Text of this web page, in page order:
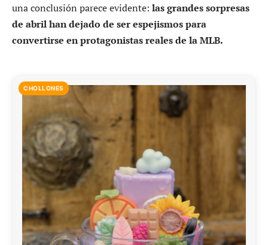
una conclusión parece evidente: las grandes sorpresas
de abril han dejado de ser espejismos para
convertirse en protagonistas reales de la MLB.
CHOLLONES